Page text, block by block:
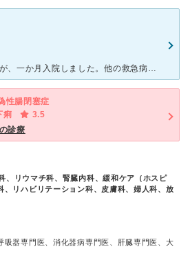
人工透析を受けている父が、一か月入院しました。他の救急病院からの転院という経緯です。寝たきり状態なので、リハビリと人工透析を受ける為の入院でした。 印象は、最悪です。 まず入院初日、担当医
性腸閉塞症
痢
3.5
診療
、リウマチ科、腎臓内科、緩和ケア（ホスピ
、リハビリテーション科、皮膚科、婦人科、放
吸器専門医、消化器病専門医、肝臓専門医、大